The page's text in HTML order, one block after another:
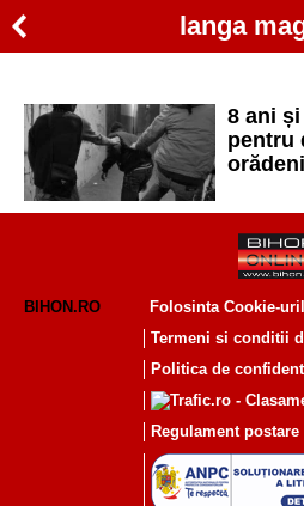
langa
8 ani
pentru
un
BIHON.RO
Folosinta Cookie-
Termeni si conditii
Politica de
Regulament